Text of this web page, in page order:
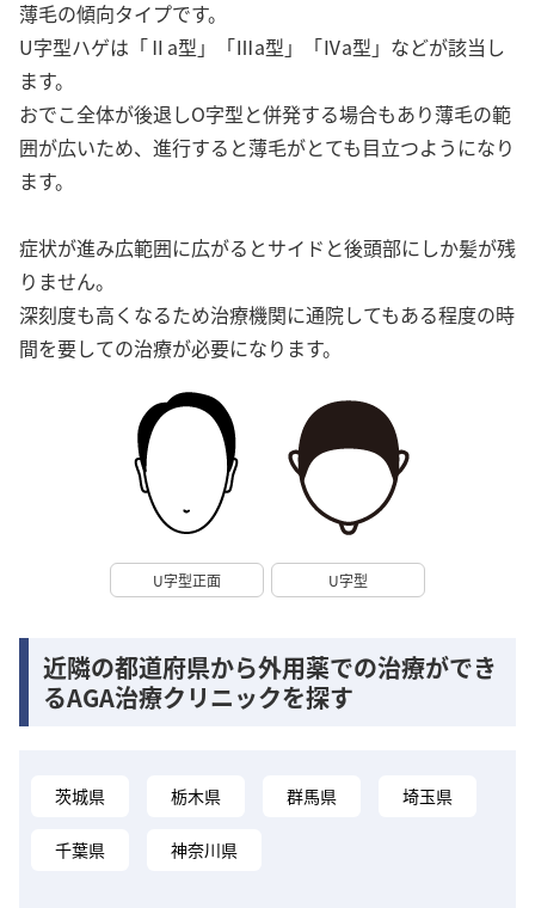
薄毛の傾向タイプです。
U字型ハゲは「Ⅱa型」「Ⅲa型」「Ⅳa型」などが該当し
ます。
おでこ全体が後退しO字型と併発する場合もあり薄毛の範
囲が広いため、進行すると薄毛がとても目立つようになり
ます。
症状が進み広範囲に広がるとサイドと後頭部にしか髪が残
りません。
深刻度も高くなるため治療機関に通院してもある程度の時
間を要しての治療が必要になります。
U字型正面 U字型
近隣の都道府県から外用薬での治療ができ
るAGA治療クリニックを探す
茨城県 栃木県 群馬県 埼玉県
千葉県 神奈川県